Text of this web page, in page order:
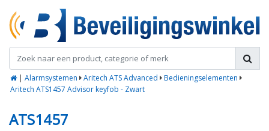
| Alarmsystemen Aritech ATS Advanced
Bedieningselementen
Aritech ATS1457 Advisor keyfob - Zwart
ATS1457